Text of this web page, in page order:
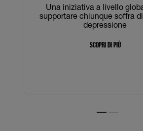
Una iniziativa a livello
supportare chiunque soffra
depressione
SCOPRI DI PIÙ